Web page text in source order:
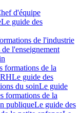
d'équipe
Le guide des
de l'industrie
l'enseignement
formations de la
Le guide des
du soinLe guide
formations de la
publiqueLe guide des